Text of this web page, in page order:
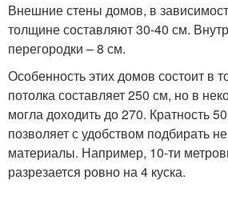
Внешние стены домов, в
толщине составляют 30-40 см.
перегородки – 8 см.
Особенность этих домов состоит в
потолка составляет 250 см, но в
могла доходить до 270. Кратность
позволяет с удобством подбирать
материалы. Например, 10-ти
разрезается ровно на 4 куска.